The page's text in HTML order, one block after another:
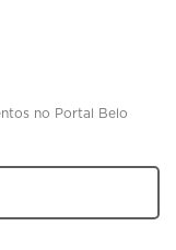
no Portal Belo